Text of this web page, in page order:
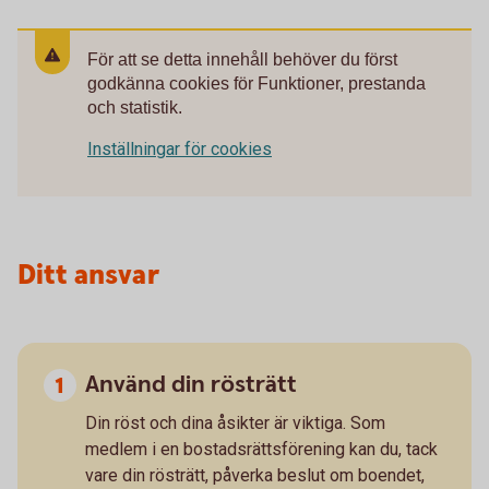
För att se detta innehåll behöver du först
godkänna cookies för Funktioner, prestanda
och statistik.
Inställningar för cookies
Ditt ansvar
Använd din rösträtt
Din röst och dina åsikter är viktiga. Som
medlem i en bostadsrättsförening kan du, tack
vare din rösträtt, påverka beslut om boendet,